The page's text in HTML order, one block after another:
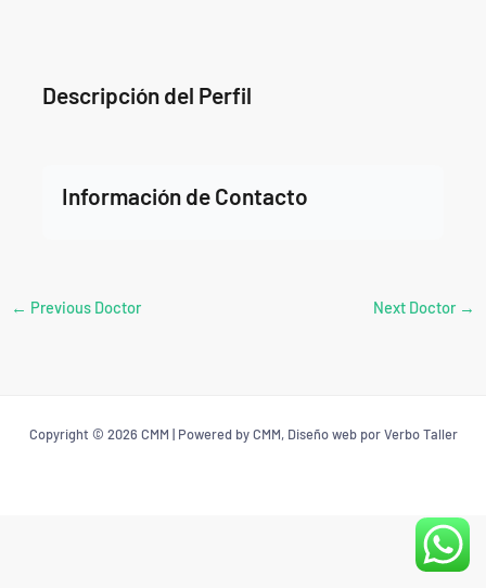
Información de Contacto
Descripción del Perfil
← Previous Doctor Next Doctor →
Copyright © 2026 CMM | Powered by CMM, Diseño web por Verbo Taller